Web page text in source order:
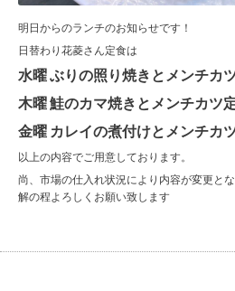
明日からのランチのお知らせです！
日替わり花菱さん定食は
水曜 ぶりの照り焼きとメンチカ
木曜 鮭のカマ焼きとメンチカツ
金曜 カレイの煮付けとメンチカ
以上の内容でご用意しております。
尚、市場の仕入れ状況により内容が変更と
解の程よろしくお願い致します